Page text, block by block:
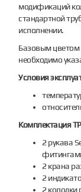
модификаций
стандартной
исполнении.
Базовым цветом
необходимо
Условия
Комплектация
2 рукава
2 крана
2
2 колодки